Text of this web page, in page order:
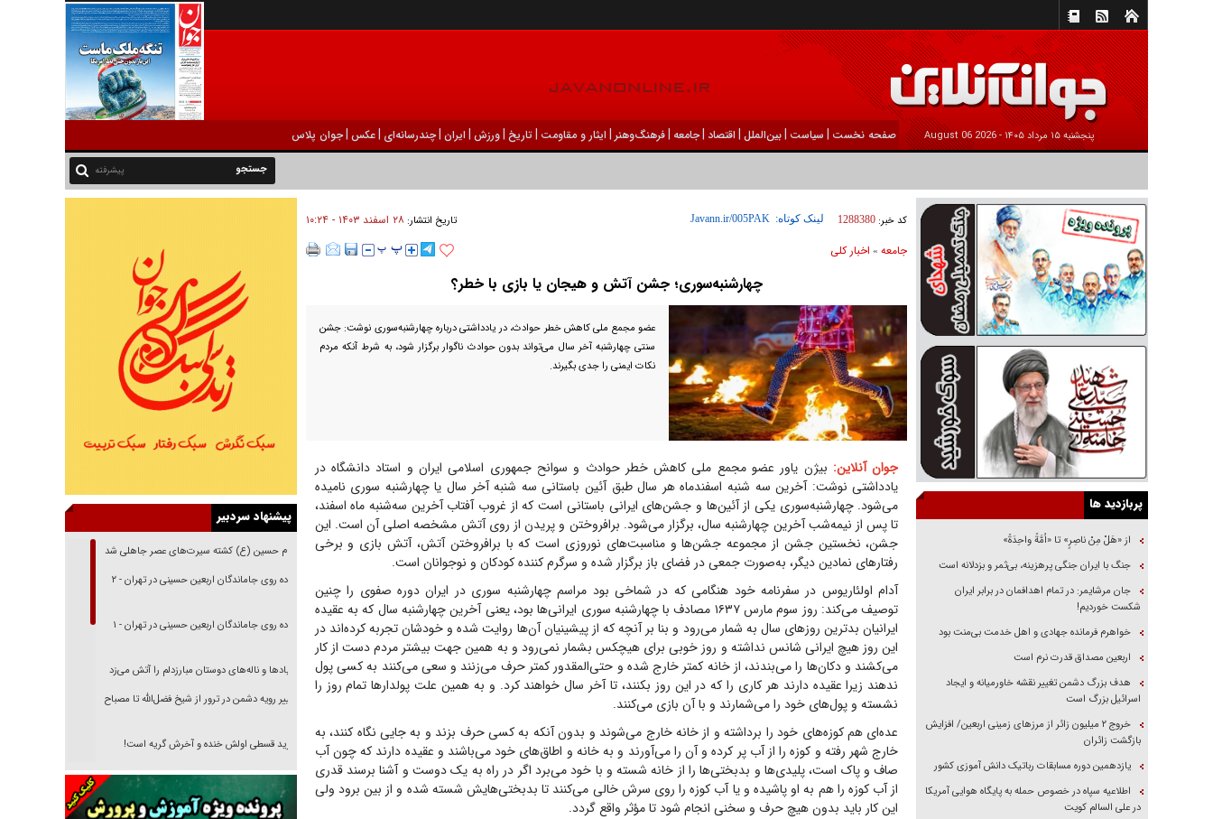
پنجشنبه ۱۵ مرداد ۱۴۰۵ - 2026 August 06 صفحه نخست | سیاست |بين‌الملل | اقتصاد |جامعه |فرهنگ‌و‌هنر | ایثار و مقاومت |تاریخ |ورزش | ايران |چندرسانه‌ای |عکس |جوان پلاس
پیشرفته
کد خبر: 1288380 لینک کوتاه: تاریخ انتشار:۲۸ اسفند ۱۴۰۳ - ۱۰:۲۴
جامعه» اخبار كلی
چهارشنبه‌سوری؛ جشن آتش و هیجان یا بازی با خطر؟
عضو مجمع ملی کاهش خطر حوادث، در یادداشتی درباره چهارشنبه‌سوری نوشت: جشن
سنتی چهارشنبه آخر سال می‌تواند بدون حوادث ناگوار برگزار شود، به شرط آنکه مردم
نکات ایمنی را جدی بگیرند.
جوان آنلاین: بیژن یاور عضو مجمع ملی کاهش خطر حوادث و سوانح جمهوری اسلامی ایران و استاد دانشگاه در
یادداشتی نوشت: آخرین سه شنبه اسفندماه هر سال طبق آئین باستانی سه شنبه آخر سال یا چهارشنبه سوری نامیده
می‌شود. چهارشنبه‌سوری یکی از آئین‌ها و جشن‌های ایرانی باستانی است که از غروب آفتاب آخرین سه‌شنبه ماه اسفند،
تا پس از نیمه‌شب آخرین چهارشنبه سال، برگزار می‌شود. برافروختن و پریدن از روی آتش مشخصه اصلی آن است. این
جشن، نخستین جشن از مجموعه جشن‌ها و مناسبت‌های نوروزی است که با برافروختن آتش، آتش بازی و برخی
رفتارهای نمادین دیگر، به‌صورت جمعی در فضای باز برگزار شده و سرگرم کننده کودکان و نوجوانان است.
آدام اولئاریوس در سفرنامه خود هنگامی که در شماخی بود مراسم چهارشنبه سوری در ایران دوره صفوی را چنین
توصیف می‌کند: روز سوم مارس ۱۶۳۷ مصادف با چهارشنبه سوری ایرانی‌ها بود، یعنی آخرین چهارشنبه سال که به عقیده
ایرانیان بدترین روزهای سال به شمار می‌رود و بنا بر آنچه که از پیشینیان آن‌ها روایت شده و خودشان تجربه کرده‌اند در
این روز هیچ ایرانی شانس نداشته و روز خوبی برای هیچکس بشمار نمی‌رود و به همین جهت بیشتر مردم دست از کار
می‌کشند و دکان‌ها را می‌بندند، از خانه کمتر خارج شده و حتی‌المقدور کمتر حرف می‌زنند و سعی می‌کنند به کسی پول
ندهند زیرا عقیده دارند هر کاری را که در این روز بکنند، تا آخر سال خواهند کرد. و به همین علت پولدارها تمام روز را
نشسته و پول‌های خود را می‌شمارند و با آن بازی می‌کنند.
عده‌ای هم کوزه‌های خود را برداشته و از خانه خارج می‌شوند و بدون آنکه به کسی حرف بزند و به جایی نگاه کنند، به
خارج شهر رفته و کوزه را از آب پر کرده و آن را می‌آورند و به خانه و اطاق‌های خود می‌باشند و عقیده دارند که چون آب
صاف و پاک است، پلیدی‌ها و بدبختی‌ها را از خانه شسته و با خود می‌برد اگر در راه به یک دوست و آشنا برسند قدری
از آب کوزه را هم به او پاشیده و یا آب کوزه را روی سرش خالی می‌کنند تا بدبختی‌هایش شسته شده و از بین برود ولی
این کار باید بدون هیچ حرف و سخنی انجام شود تا مؤثر واقع گردد.
پربازدید ها
از «هَلْ مِنْ ناصِرٍ» تا «اُمَّةً واحِدَةً»
جنگ با ایران جنگی پرهزینه، بی‌ثمر و بزدلانه است
جان مرشایمر: در تمام اهدافمان در برابر ایران
شکست خوردیم!
خواهرم فرمانده جهادی و اهل خدمت بی‌منت بود
اربعین مصداق قدرت نرم است
هدف بزرگ دشمن تغییر نقشه خاورمیانه و ایجاد
اسرائیل بزرگ است
‌خروج ۲ میلیون زائر از مرز‌های زمینی اربعین/ افزایش
بازگشت زائران
یازدهمین دوره مسابقات رباتیک دانش آموزی کشور
اطلاعیه سپاه در خصوص حمله به پایگاه هوایی آمریکا
در علی السالم کویت
پیشنهاد سردبیر
امام حسین (ع) کشته سیرت‌های عصر جاهلی شد
پیاده روی جاماندگان اربعین حسینی در تهران - ۲
پیاده روی جاماندگان اربعین حسینی در تهران - ۱
فریاد‌ها و ناله‌های دوستان مبارزدلم را آتش می‌زد
تغییر رویه دشمن در ترور از شیخ فضل‌الله تا مصباح
خرید قسطی اولش خنده و آخرش گریه است!
فوتبال و آن «بالا»!
راهبرد غافلگیری با نسل جدید پهپاد‌ها